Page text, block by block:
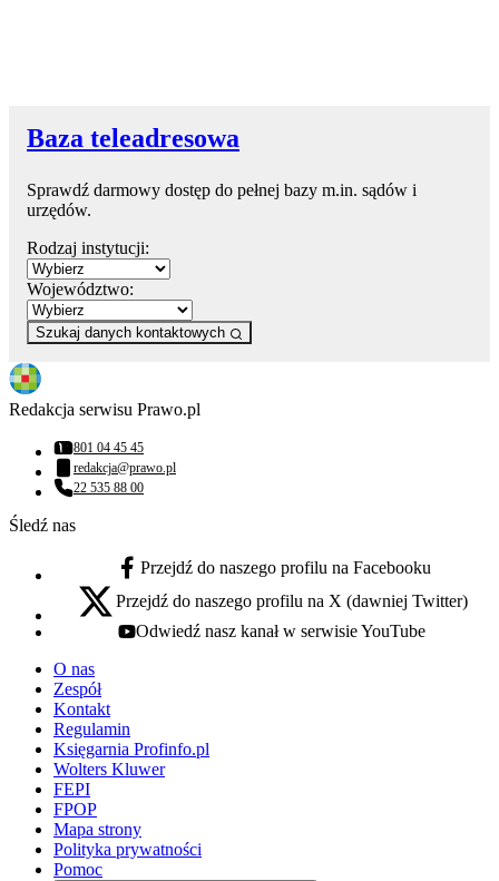
Baza teleadresowa
Sprawdź darmowy dostęp do pełnej bazy m.in. sądów i
urzędów.
Rodzaj instytucji:
Województwo:
Szukaj danych kontaktowych
Redakcja serwisu Prawo.pl
Numer telefonu:
801 04 45 45
Adres email:
redakcja@prawo.pl
Numer telefonu:
22 535 88 00
Śledź nas
facebook - otwiera się w nowej karcie
Przejdź do naszego profilu na Facebooku
x - otwiera się w nowej karcie
Przejdź do naszego profilu na X (dawniej Twitter)
youtube - otwiera się w nowej karcie
Odwiedź nasz kanał w serwisie YouTube
O nas
Zespół
Kontakt
Regulamin
Księgarnia Profinfo.pl
Wolters Kluwer
FEPI
FPOP
Mapa strony
Polityka prywatności
Pomoc